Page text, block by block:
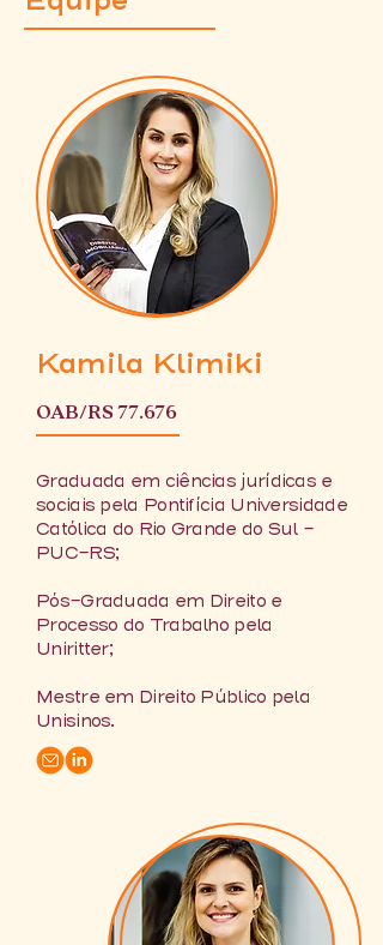
Kamila Klimiki
OAB/RS 77.676
Graduada em ciências jurídicas e
sociais pela Pontifícia Universidade
Católica do Rio Grande do Sul –
PUC-RS;
Pós-Graduada em Direito e
Processo do Trabalho pela
Uniritter;
Mestre em Direito Público pela
Unisinos.